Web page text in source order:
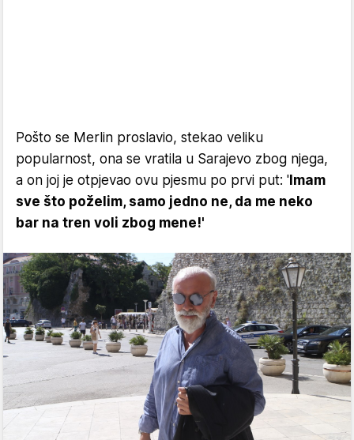
Pošto se Merlin proslavio, stekao veliku
popularnost, ona se vratila u Sarajevo zbog njega,
a on joj je otpjevao ovu pjesmu po prvi put: ' Imam
sve što poželim, samo jedno ne, da me neko
bar na tren voli zbog mene!'